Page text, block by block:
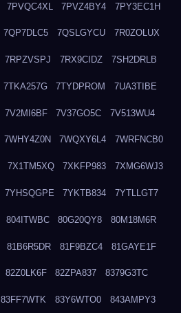
7PVQC4XL 7PVZ4BY4 7PY3EC1H
7QP7DLC5 7QSLGYCU 7R0ZOLUX
7RPZVSPJ 7RX9CIDZ 7SH2DRLB
7TKA257G 7TYDPROM 7UA3TIBE
7V2MI6BF 7V37GO5C 7V513WU4
7WHY4Z0N 7WQXY6L4 7WRFNCB0
7X1TM5XQ 7XKFP983 7XMG6WJ3
7YHSQGPE 7YKTB834 7YTLLGT7
804ITWBC 80G20QY8 80M18M6R
81B6R5DR 81F9BZC4 81GAYE1F
82Z0LK6F 82ZPA837 8379G3TC
83FF7WTK 83Y6WTO0 843AMPY3